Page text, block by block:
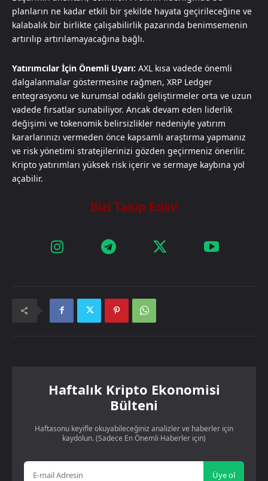
planların ne kadar etkili bir şekilde hayata geçirileceğine ve
kalabalık bir birlikte çalışabilirlik pazarında benimsemenin
artırılıp artırılamayacağına bağlı.
Yatırımcılar İçin Önemli Uyarı: AXL kısa vadede önemli
dalgalanmalar göstermesine rağmen, XRP Ledger
entegrasyonu ve kurumsal odaklı geliştirmeler orta ve uzun
vadede fırsatlar sunabiliyor. Ancak devam eden liderlik
değişimi ve tokenomik belirsizlikler nedeniyle yatırım
kararlarınızı vermeden önce kapsamlı araştırma yapmanız
ve risk yönetimi stratejilerinizi gözden geçirmeniz önerilir.
Kripto yatırımları yüksek risk içerir ve sermaye kaybına yol
açabilir.
Haftalık Kripto Ekonomisi
Bülteni
Haftasonu keyifle okuyabileceğiniz analizler ve haberler için
kaydolun. (Sadece En Önemli Haberler için)
Üye ol